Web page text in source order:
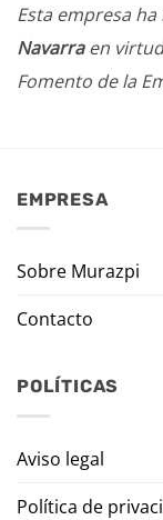
Esta empresa
Navarraen virtud
Fomento de la
EMPRESA
Sobre Murazpi
Contacto
POLÍTICAS
Aviso legal
Política de